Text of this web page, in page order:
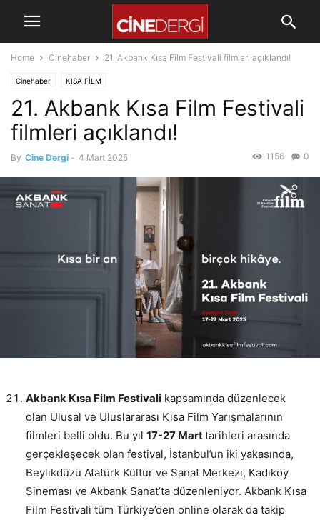
Home Cinehaber 21. Akbank Kısa Film Festivali filmleri açıklandı!
Cinehaber KISA FİLM
21. Akbank Kısa Film Festivali
filmleri açıklandı!
By Cine Dergi - 4 Mart 2025 0
1156
Akbank Kısa Film Festivali kapsamında düzenlecek
olan Ulusal ve Uluslararası Kısa Film Yarışmalarının
filmleri belli oldu. Bu yıl 17-27 Marttarihleri arasında
gerçekleşecek olan festival, İstanbul’un iki yakasında,
Beylikdüzü Atatürk Kültür ve Sanat Merkezi, Kadıköy
Sineması ve Akbank Sanat’ta düzenleniyor. Akbank Kısa
Film Festivali tüm Türkiye’den online olarak da takip